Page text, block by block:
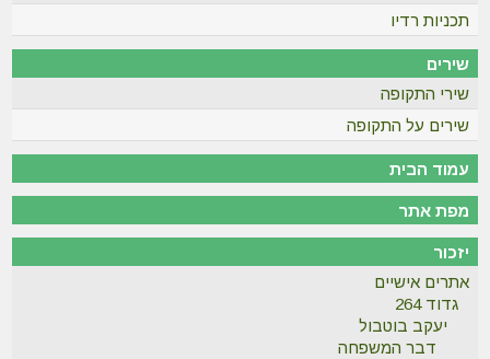
תכניות רדיו
שירים
שירי התקופה
שירים על התקופה
עמוד הבית
מפת אתר
יזכור
אתרים אישיים
גדוד 264
יעקב בוטבול
דבר המשפחה